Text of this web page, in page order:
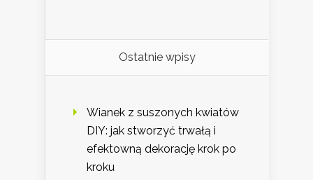
Ostatnie wpisy
Wianek z suszonych kwiatów
DIY: jak stworzyć trwałą i
efektowną dekorację krok po
kroku